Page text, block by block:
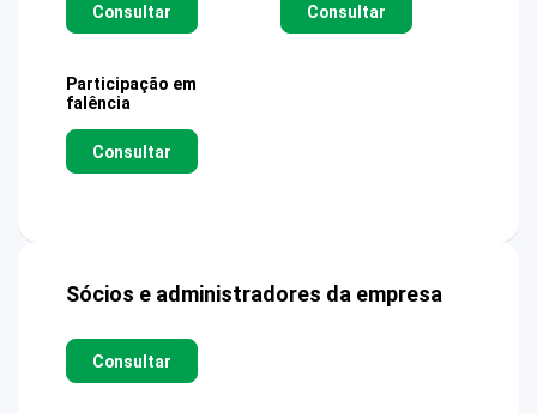
Consultar Consultar
Participação em
falência
Consultar
Sócios e administradores da empresa
Consultar